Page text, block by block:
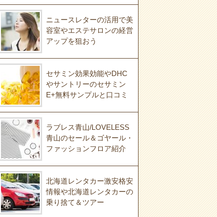
ニュースレターの活用で美
容室やエステサロンの経営
アップを狙おう
セサミン効果効能やDHC
やサントリーのセサミン
E+無料サンプルと口コミ
ラブレス青山/LOVELESS
青山のセール＆ゴヤール・
ファッションフロア紹介
北海道レンタカー激安格安
情報や北海道レンタカーの
乗り捨て＆ツアー